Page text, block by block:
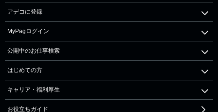
アデコに登録
MyPagログイン
公開中のお仕事検索
はじめての方
キャリア・福利厚生
お役立ちガイド